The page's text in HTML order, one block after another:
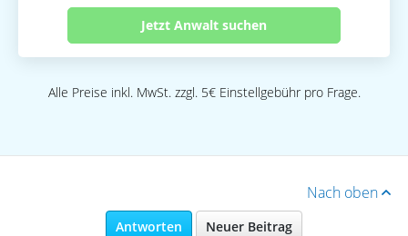
Jetzt Anwalt suchen
Alle Preise inkl. MwSt. zzgl. 5€ Einstellgebühr pro Frage.
Nach oben
Antworten Neuer Beitrag